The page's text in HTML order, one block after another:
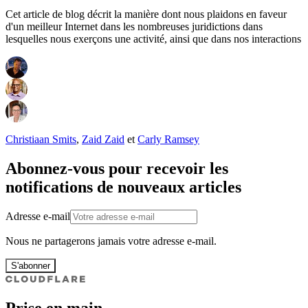
Cet article de blog décrit la manière dont nous plaidons en faveur
d'un meilleur Internet dans les nombreuses juridictions dans
lesquelles nous exerçons une activité, ainsi que dans nos interactions
Christiaan Smits, Zaid Zaid et Carly Ramsey
Abonnez-vous pour recevoir les
notifications de nouveaux articles
Adresse e-mail
Nous ne partagerons jamais votre adresse e-mail.
S'abonner